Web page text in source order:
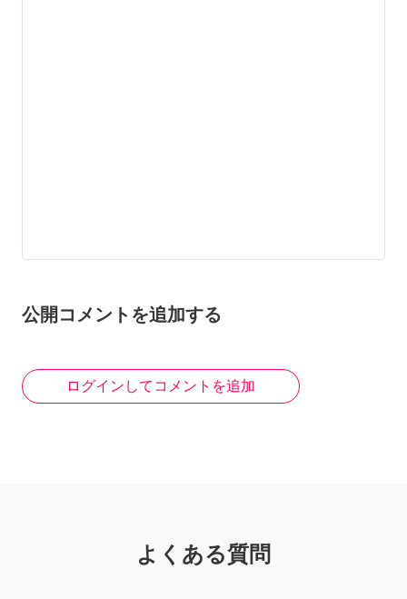
公開コメントを追加する
ログインしてコメントを追加
よくある質問